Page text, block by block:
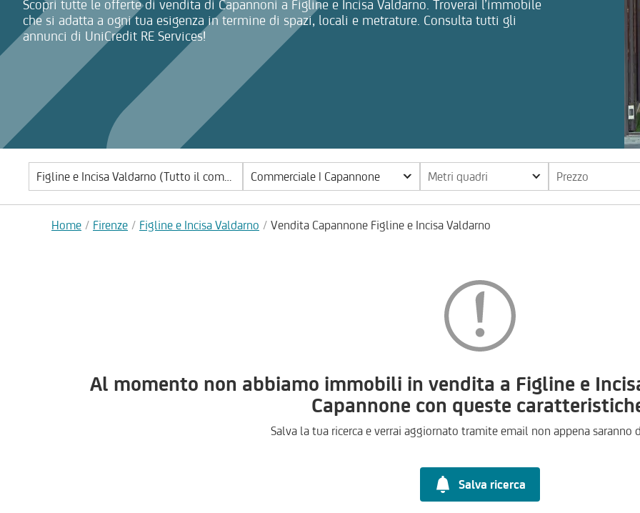
Scopri tutte le offerte di vendita di Capannoni a Figline e Incisa Valdarno. Troverai l’immobile
che si adatta a ogni tua esigenza in termine di spazi, locali e metrature. Consulta tutti gli
annunci di UniCredit RE Services!
Commerciale | Capannone Metri quadri Prezzo
Home Firenze Figline e Incisa Valdarno Vendita Capannone Figline e Incisa Valdarno
Al momento non abbiamo immobili in vendita a Figline e
Capannone con queste
Salva la tua ricerca e verrai aggiornato tramite email non appena saranno
Salva ricerca